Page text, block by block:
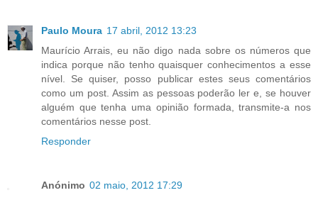
Paulo Moura 17 abril, 2012 13:23
Maurício Arrais, eu não digo nada sobre os números que
indica porque não tenho quaisquer conhecimentos a esse
nível. Se quiser, posso publicar estes seus comentários
como um post. Assim as pessoas poderão ler e, se houver
alguém que tenha uma opinião formada, transmite-a nos
comentários nesse post.
Responder
Anónimo 02 maio, 2012 17:29